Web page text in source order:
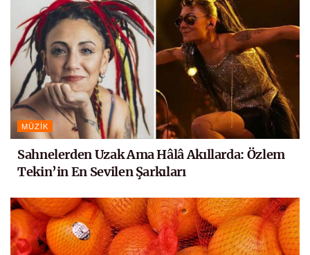
MÜZIK
Sahnelerden Uzak Ama Hâlâ Akıllarda: Özlem
Tekin’in En Sevilen Şarkıları